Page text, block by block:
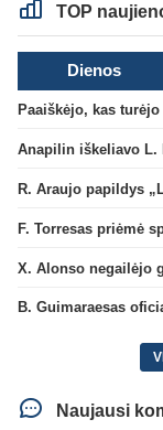
TOP
Dienos
Anapilin iškeliavo L.
R. Araujo papildys
F. Torresas priėmė
B. Guimaraesas
Naujausi